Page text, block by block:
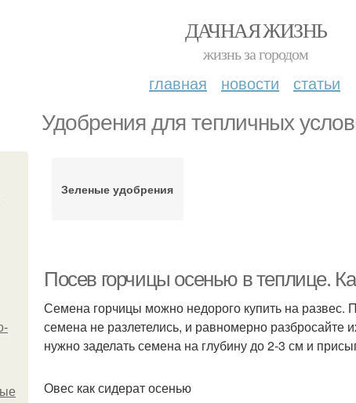
ДАЧНАЯ ЖИЗНЬ
жизнь за городом
главная новости статьи
Удобрения для тепличных
Зеленые удобрения
Посев горчицы осенью в теплице.
Семена горчицы можно недорого купить на развес.
семена не разлетелись, и равномерно
нужно заделать семена на глубину до 2-3 см и
Овес как сидерат осенью